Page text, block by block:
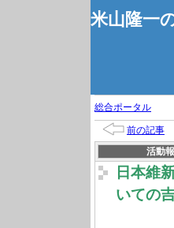
米山隆一
総合ポータル
前の記事
活動
日本維
いての